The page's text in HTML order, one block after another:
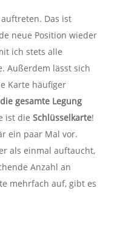
Das ist
neue Position wieder
ich stets alle
Außerdem lässt sich
Karte häufiger
gesamte Legung
ist die Schlüsselkarte!
ein paar Mal vor.
als einmal auftaucht,
Anzahl an
mehrfach auf, gibt es